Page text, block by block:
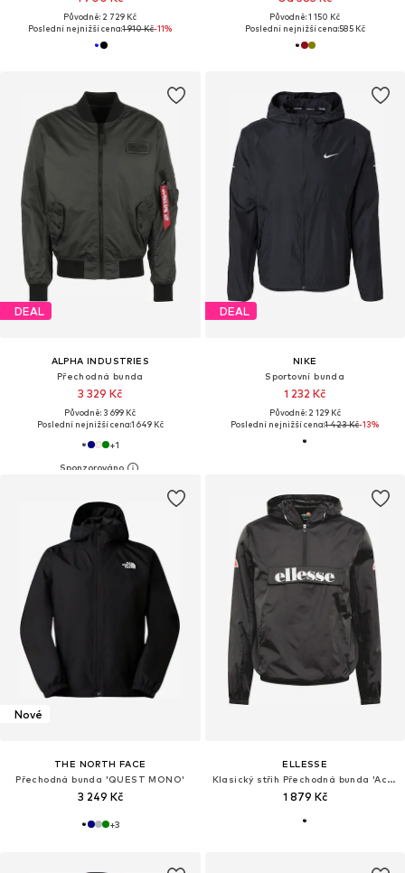
Původně: 2 729 Kč
Poslední nejnižší cena:1 910 Kč-11%
Původně: 1 150 Kč
Poslední nejnižší cena:585 Kč
DEAL
ALPHA INDUSTRIES
Přechodná bunda
3 329 Kč
Původně: 3 699 Kč
Poslední nejnižší cena:1 649 Kč
+1
DEAL
NIKE
Sportovní bunda
1 232 Kč
Původně: 2 129 Kč
Poslední nejnižší cena:1 423 Kč-13%
Nové
THE NORTH FACE
Přechodná bunda 'QUEST MONO'
3 249 Kč
+3
ELLESSE
Klasický střih Přechodná bunda 'Acera'
1 879 Kč